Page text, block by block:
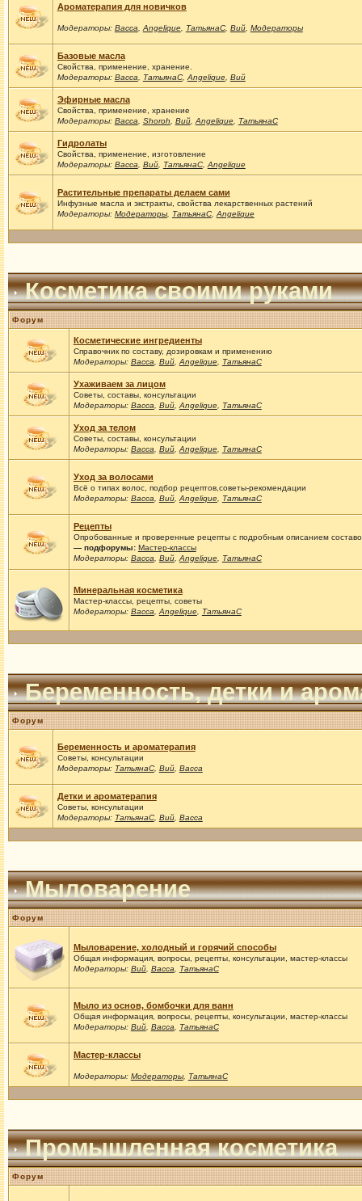
Ароматерапия для новичков
Модераторы: Васса Angelique, ТатьянаС, Вий, Модераторы
Базовые масла
Свойства, применение, хранение.
Модераторы: Васса ТатьянаС, Angelique, Вий
Эфирные масла
Свойства, применение, хранение
Модераторы: Васса Shoroh Вий, Angelique, ТатьянаС
Гидролаты
Свойства, применение, изготовление
Модераторы: Васса Вий, ТатьянаС, Angelique
Растительные препараты делаем сами
Инфузные масла и экстракты, свойства лекарственных растений
Модераторы: Модераторы, ТатьянаС, Angelique
Косметика своими руками
Форум
Косметические ингредиенты
Справочник по составу, дозировкам и применению
Модераторы: Васса Вий, Angelique, ТатьянаС
Ухаживаем за лицом
Советы, составы, консультации
Модераторы: Васса Вий, Angelique, ТатьянаС
Уход за телом
Советы, составы, консультации
Модераторы: Васса Вий, Angelique, ТатьянаС
Уход за волосами
Всё о типах волос, подбор рецептов,советы-рекомендации
Модераторы: Васса Вий, Angelique, ТатьянаС
Рецепты
Опробованные и проверенные рецепты с подробным описанием
— подфорумы: Мастер-классы
Модераторы: Васса Вий, Angelique, ТатьянаС
Минеральная косметика
Мастер-классы, рецепты, советы
Модераторы: Васса Angelique, ТатьянаС
Беременность, детки и
Форум
Беременность и ароматерапия
Советы, консультации
Модераторы: ТатьянаС, Вий, Васса
Детки и ароматерапия
Советы, консультации
Модераторы: ТатьянаС, Вий, Васса
Мыловарение
Форум
Мыловарение, холодный и горячий способы
Общая информация, вопросы, рецепты, консультации, мастер-классы
Модераторы: Вий, Васса ТатьянаС
Мыло из основ, бомбочки для ванн
Общая информация, вопросы, рецепты, консультации, мастер-классы
Модераторы: Вий, Васса ТатьянаС
Мастер-классы
Модераторы: Модераторы, ТатьянаС
Промышленная косметика
Форум